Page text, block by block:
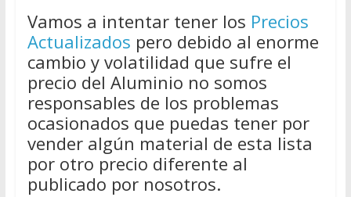
Vamos a intentar tener los Precios
Actualizados pero debido al enorme
cambio y volatilidad que sufre el
precio del Aluminio no somos
responsables de los problemas
ocasionados que puedas tener por
vender algún material de esta lista
por otro precio diferente al
publicado por nosotros.